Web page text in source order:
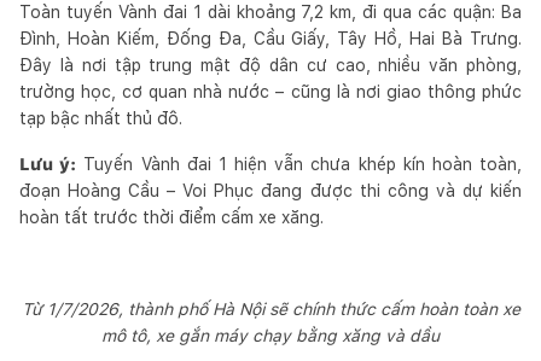
Toàn tuyến Vành đai 1 dài khoảng 7,2 km, đi qua các quận: Ba
Đình, Hoàn Kiếm, Đống Đa, Cầu Giấy, Tây Hồ, Hai Bà Trưng.
Đây là nơi tập trung mật độ dân cư cao, nhiều văn phòng,
trường học, cơ quan nhà nước – cũng là nơi giao thông phức
tạp bậc nhất thủ đô.
Lưu ý: Tuyến Vành đai 1 hiện vẫn chưa khép kín hoàn toàn,
đoạn Hoàng Cầu – Voi Phục đang được thi công và dự kiến
hoàn tất trước thời điểm cấm xe xăng.
Từ 1/7/2026, thành phố Hà Nội sẽ chính thức cấm hoàn toàn xe
mô tô, xe gắn máy chạy bằng xăng và dầu